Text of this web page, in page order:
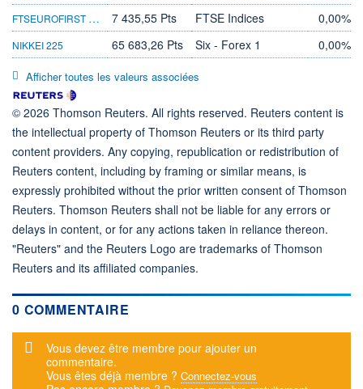
FTSEUROFIRST 300 INDEX - PERSO
7 435,55 Pts FTSE Indices 0,00%
NIKKEI 225 65 683,26 Pts Six - Forex 1 0,00%
Afficher toutes les valeurs associées
© 2026 Thomson Reuters. All rights reserved. Reuters content is
the intellectual property of Thomson Reuters or its third party
content providers. Any copying, republication or redistribution of
Reuters content, including by framing or similar means, is
expressly prohibited without the prior written consent of Thomson
Reuters. Thomson Reuters shall not be liable for any errors or
delays in content, or for any actions taken in reliance thereon.
"Reuters" and the Reuters Logo are trademarks of Thomson
Reuters and its affiliated companies.
0 COMMENTAIRE
Message d'alerte
Vous devez être membre pour ajouter un
commentaire.
Vous êtes déjà membre ? Connectez-vous